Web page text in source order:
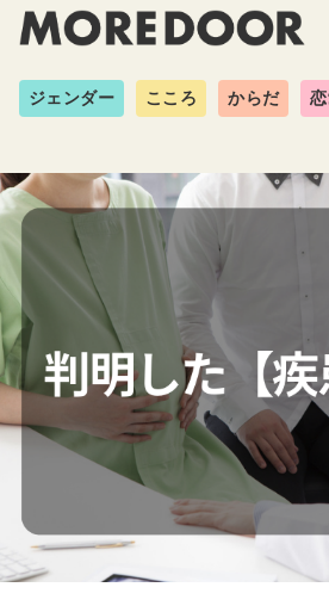
ジェンダー こころ からだ